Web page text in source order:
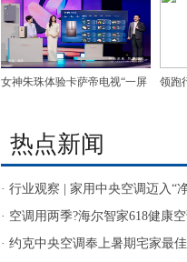
女神朱珠体验卡萨帝电视“一屏 领跑
热点新闻
· 行业观察 | 家用中央空调迈入“
· 空调用两季?海尔智家618健康
季
· 约克中央空调奉上暑期宅家最